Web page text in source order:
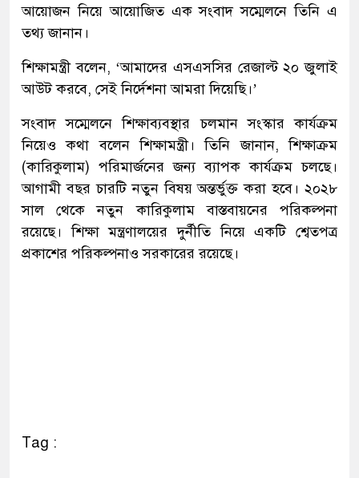
আয়োজন নিয়ে আয়োজিত এক সংবাদ সম্মেলনে তিনি এ
তথ্য জানান।
শিক্ষামন্ত্রী বলেন, ‘আমাদের এসএসসির রেজাল্ট ২০ জুলাই
আউট করবে, সেই নির্দেশনা আমরা দিয়েছি।’
সংবাদ সম্মেলনে শিক্ষাব্যবস্থার চলমান সংস্কার কার্যক্রম
নিয়েও কথা বলেন শিক্ষামন্ত্রী। তিনি জানান, শিক্ষাক্রম
(কারিকুলাম) পরিমার্জনের জন্য ব্যাপক কার্যক্রম চলছে।
আগামী বছর চারটি নতুন বিষয় অন্তর্ভুক্ত করা হবে। ২০২৮
সাল থেকে নতুন কারিকুলাম বাস্তবায়নের পরিকল্পনা
রয়েছে। শিক্ষা মন্ত্রণালয়ের দুর্নীতি নিয়ে একটি শ্বেতপত্র
প্রকাশের পরিকল্পনাও সরকারের রয়েছে।
Tag :